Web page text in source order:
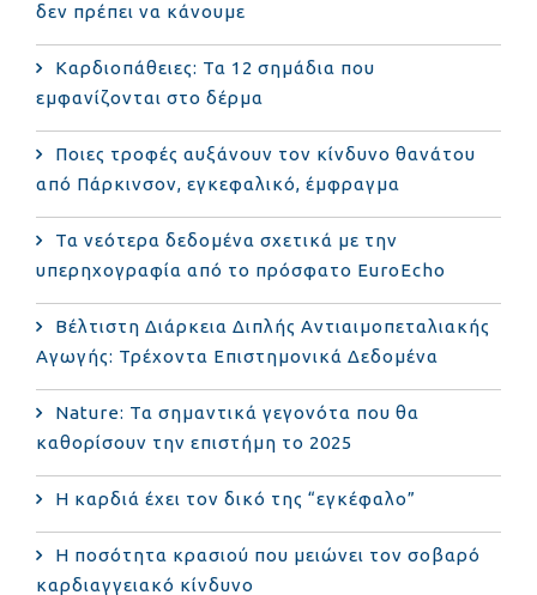
δεν πρέπει να κάνουμε
Καρδιοπάθειες: Τα 12 σημάδια που
εμφανίζονται στο δέρμα
Ποιες τροφές αυξάνουν τον κίνδυνο θανάτου
από Πάρκινσον, εγκεφαλικό, έμφραγμα
Τα νεότερα δεδομένα σχετικά με την
υπερηχογραφία από το πρόσφατο EuroEcho
Bέλτιστη Διάρκεια Διπλής Αντιαιμοπεταλιακής
Αγωγής: Τρέχοντα Επιστημονικά Δεδομένα
Nature: Τα σημαντικά γεγονότα που θα
καθορίσουν την επιστήμη το 2025
Η καρδιά έχει τον δικό της “εγκέφαλο”
Η ποσότητα κρασιού που μειώνει τον σοβαρό
καρδιαγγειακό κίνδυνο